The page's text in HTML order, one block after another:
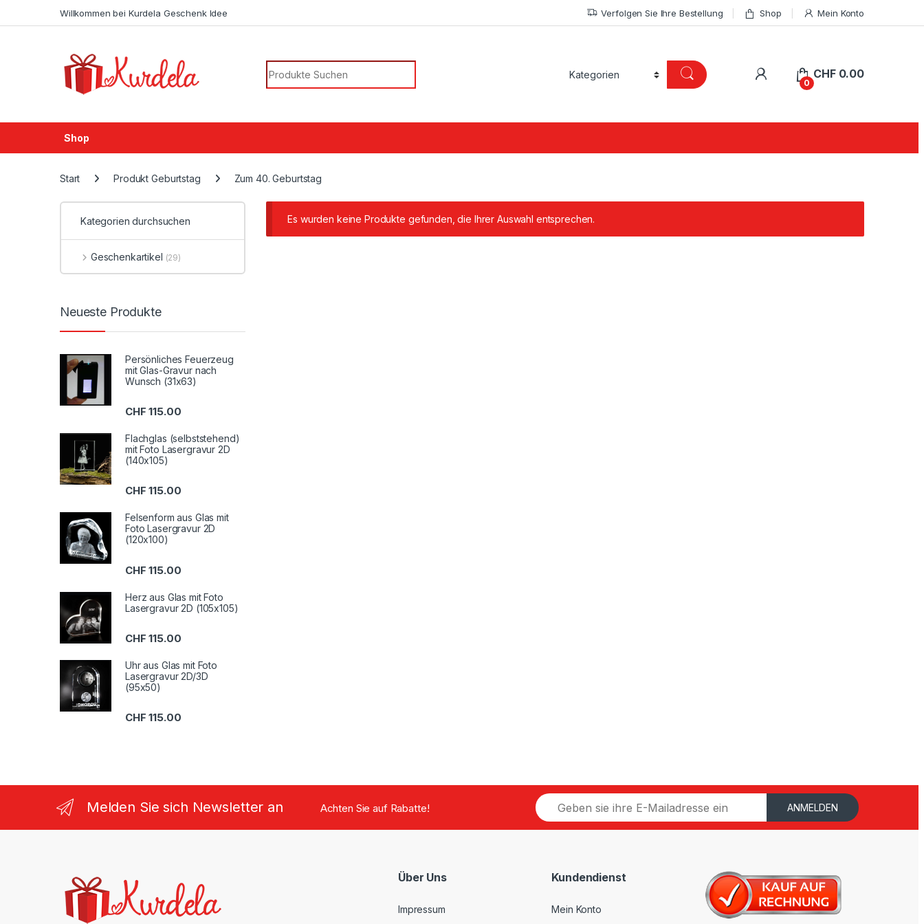
Willkommen bei Kurdela Geschenk Idee Verfolgen Sie Ihre Bestellung Shop Mein Konto
Search for:
0
CHF0.00
Shop
Start Produkt Geburtstag Zum 40. Geburtstag
Es wurden keine Produkte gefunden, die Ihrer Auswahl entsprechen.
Kategorien durchsuchen
Geschenkartikel (29)
Neueste Produkte
Persönliches Feuerzeug
mit Glas-Gravur nach
Wunsch (31x63)
CHF 115.00
Flachglas (selbststehend)
mit Foto Lasergravur 2D
(140x105)
CHF 115.00
Felsenform aus Glas mit
Foto Lasergravur 2D
(120x100)
CHF 115.00
Herz aus Glas mit Foto
Lasergravur 2D (105x105)
CHF 115.00
Uhr aus Glas mit Foto
Lasergravur 2D/3D
(95x50)
CHF 115.00
Melden Sie sich Newsletter an Achten Sie auf Rabatte!
E
m
a
ANMELDEN
Über Uns
Impressum
Kundendienst
Mein Konto